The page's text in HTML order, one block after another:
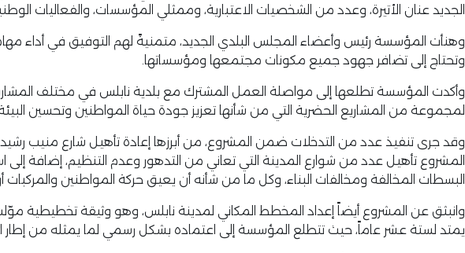
الجديد عنان الأتيرة، وعدد من الشخصيات الاعتبارية، وممثلي المؤسسات، والفعاليات
وهنأت المؤسسة رئيس وأعضاء المجلس البلدي الجديد، متمنيةً لهم التوفيق في أداء
وتحتاج إلى تضافر جهود جميع مكونات مجتمعها ومؤسساتها.
وأكدت المؤسسة تطلعها إلى مواصلة العمل المشترك مع بلدية نابلس في مختلف
لمجموعة من المشاريع الحضرية التي من شأنها تعزيز جودة حياة المواطنين وتحسين
وقد جرى تنفيذ عدد من التدخلات ضمن المشروع، من أبرزها إعادة تأهيل شارع منيب
المشروع تأهيل عدد من شوارع المدينة التي تعاني من التدهور وعدم التنظيم، إضافة
البسطات المخالفة ومخالفات البناء، وكل ما من شأنه أن يعيق حركة المواطنين
وانبثق عن المشروع أيضاً إعداد المخطط المكاني لمدينة نابلس، وهو وثيقة تخطيطية
يمتد لستة عشر عاماً، حيث تتطلع المؤسسة إلى اعتماده بشكل رسمي لما يمثله من إطار